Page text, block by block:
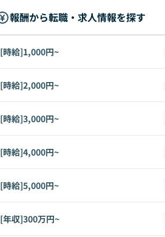
報酬から転職・求人情報を探す
[時給]1,000円~
[時給]2,000円~
[時給]3,000円~
[時給]4,000円~
[時給]5,000円~
[年収]300万円~